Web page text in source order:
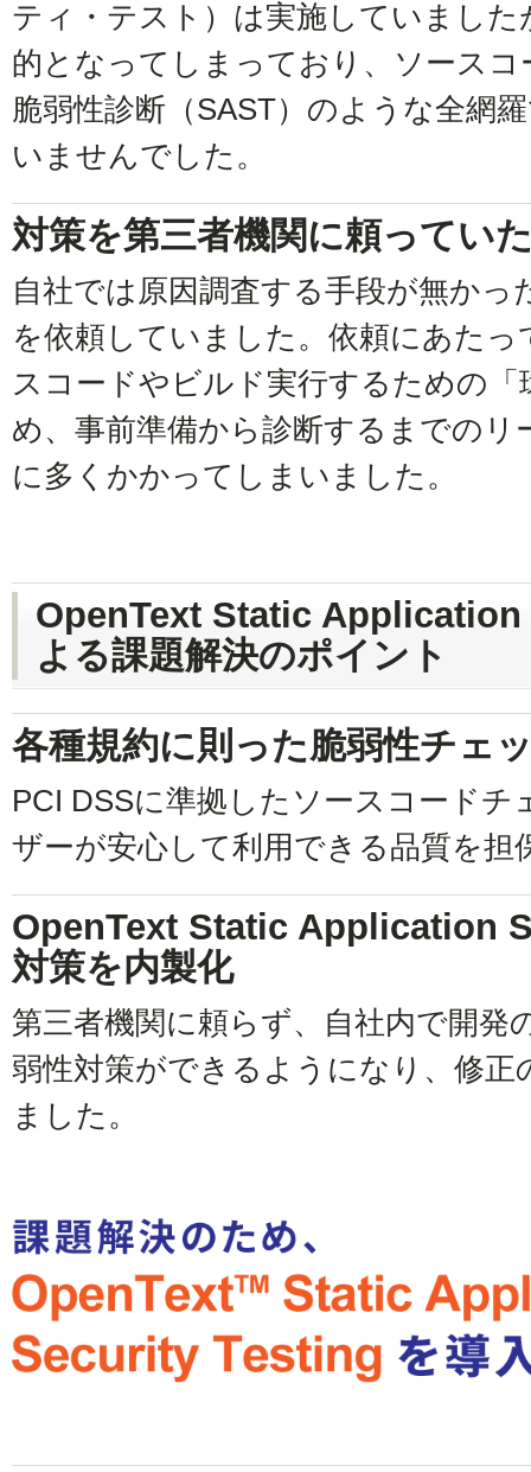
ティ・テスト）は実施していました
的となってしまっており、ソースコ
脆弱性診断（SAST）のような全網
いませんでした。
対策を第三者機関に頼ってい
自社では原因調査する手段が無かっ
を依頼していました。依頼にあた
スコードやビルド実行するための
め、事前準備から診断するまでの
に多くかかってしまいました。
OpenText Static
よる課題解決のポイント
各種規約に則った脆弱性チェ
PCI DSSに準拠したソースコード
ザーが安心して利用できる品質を担
OpenText Static Application
対策を内製化
第三者機関に頼らず、自社内で開発
弱性対策ができるようになり、修
ました。